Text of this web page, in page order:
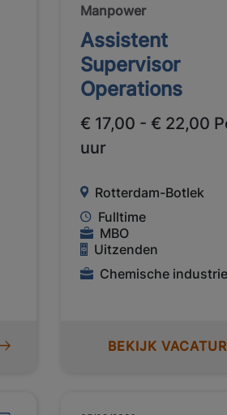
Manpower
Assistent
Supervisor
Operations
€ 17,00 - € 22,00
uur
Rotterdam-Botlek
Fulltime
MBO
Uitzenden
Chemische industrie
BEKIJK